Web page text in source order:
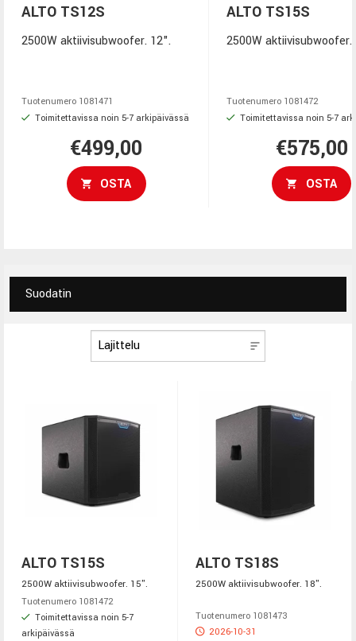
ALTO TS12S
2500W aktiivisubwoofer. 12".
Tuotenumero 1081471
Toimitettavissa noin 5-7 arkipäivässä
€499,00
OSTA
ALTO TS15S
2500W aktiivisubwoofer.
Tuotenumero 1081472
Toimitettavissa noin 5-7
€575,00
OSTA
Suodatin
ALTO TS15S
2500W aktiivisubwoofer. 15".
Tuotenumero 1081472
Toimitettavissa noin 5-7
arkipäivässä
ALTO TS18S
2500W aktiivisubwoofer. 18".
Tuotenumero 1081473
2026-10-31